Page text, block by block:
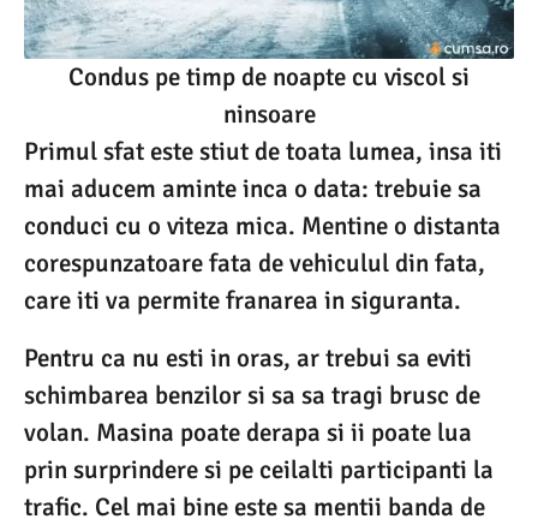
Condus pe timp de noapte cu viscol si
ninsoare
Primul sfat este stiut de toata lumea, insa iti
mai aducem aminte inca o data: trebuie sa
conduci cu o viteza mica. Mentine o distanta
corespunzatoare fata de vehiculul din fata,
care iti va permite franarea in siguranta.
Pentru ca nu esti in oras, ar trebui sa eviti
schimbarea benzilor si sa sa tragi brusc de
volan. Masina poate derapa si ii poate lua
prin surprindere si pe ceilalti participanti la
trafic. Cel mai bine este sa mentii banda de